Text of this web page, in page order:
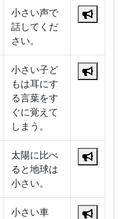
小さい声で
話してくだ
さい。
小さい子ど
もは耳にす
る言葉をす
ぐに覚えて
しまう。
太陽に比べ
ると地球は
小さい。
小さい車